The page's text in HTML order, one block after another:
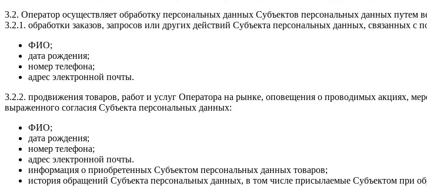
3.2. Оператор осуществляет обработку персональных данных Субъектов персональных данных
3.2.1. обработки заказов, запросов или других действий Субъекта персональных данных, связанных
ФИО;
дата рождения;
номер телефона;
адрес электронной почты.
3.2.2. продвижения товаров, работ и услуг Оператора на рынке, оповещения о проводимых акциях,
выраженного согласия Субъекта персональных данных:
ФИО;
дата рождения;
номер телефона;
адрес электронной почты.
информация о приобретенных Субъектом персональных данных товаров;
история обращений Субъекта персональных данных, в том числе присылаемые Субъектом при